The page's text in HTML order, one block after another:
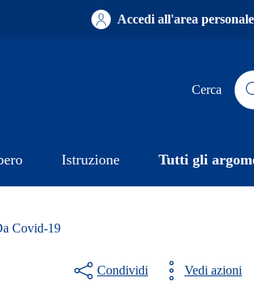
Accedi all'area personale
Cerca
Istruzione Tutti gli
Covid-19
Condividi Vedi azioni